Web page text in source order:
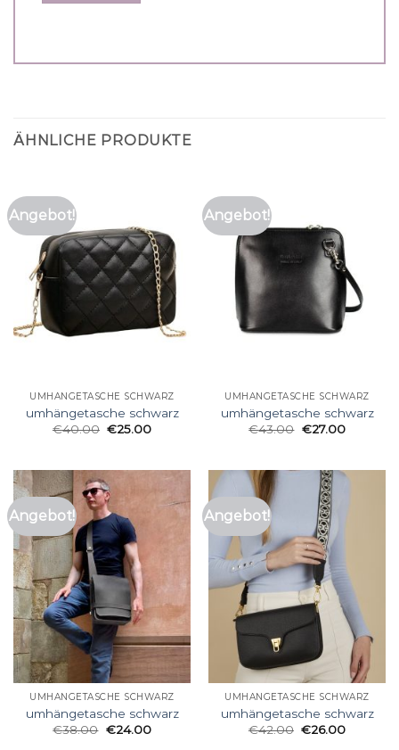
ÄHNLICHE PRODUKTE
Angebot!
UMHÄNGETASCHE SCHWARZ
umhängetasche schwarz
€40.00 €25.00
Angebot!
UMHÄNGETASCHE SCHWARZ
umhängetasche schwarz
€43.00 €27.00
Angebot!
UMHÄNGETASCHE SCHWARZ
umhängetasche schwarz
€38.00 €24.00
Angebot!
UMHÄNGETASCHE SCHWARZ
umhängetasche schwarz
€42.00 €26.00